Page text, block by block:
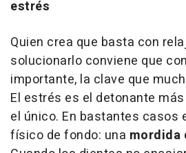
estrés
Quien crea que basta con
solucionarlo conviene que
importante, la clave que
El estrés es el detonante
el único. En bastantes casos
físico de fondo: una mordida